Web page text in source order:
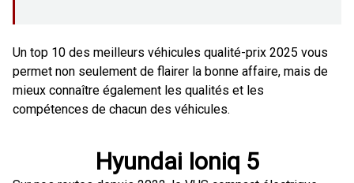
Un top 10 des meilleurs véhicules qualité-prix 2025 vous
permet non seulement de flairer la bonne affaire, mais de
mieux connaître également les qualités et les
compétences de chacun des véhicules.
Hyundai Ioniq 5